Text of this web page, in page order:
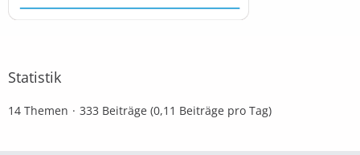
Statistik
14 Themen 333 Beiträge (0,11 Beiträge pro Tag)